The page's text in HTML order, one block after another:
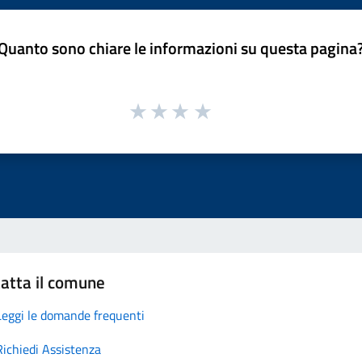
sono chiare le informazioni su questa
il comune
le domande frequenti
Assistenza